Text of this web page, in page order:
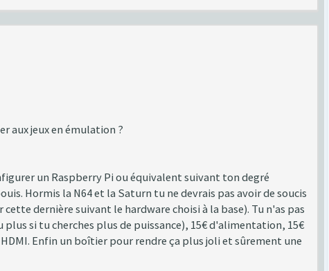
aux jeux en émulation ?
un Raspberry Pi ou équivalent suivant ton degré
Hormis la N64 et la Saturn tu ne devrais pas avoir de soucis
dernière suivant le hardware choisi à la base). Tu n'as pas
si tu cherches plus de puissance), 15€ d'alimentation, 15€
Enfin un boîtier pour rendre ça plus joli et sûrement une